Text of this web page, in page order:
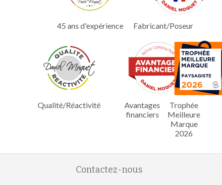
45 ans d'expérience Fabricant/Poseur
Qualité/Réactivité
Avantages
financiers
Trophée
Meilleure
Marque
2026
Contactez-nous